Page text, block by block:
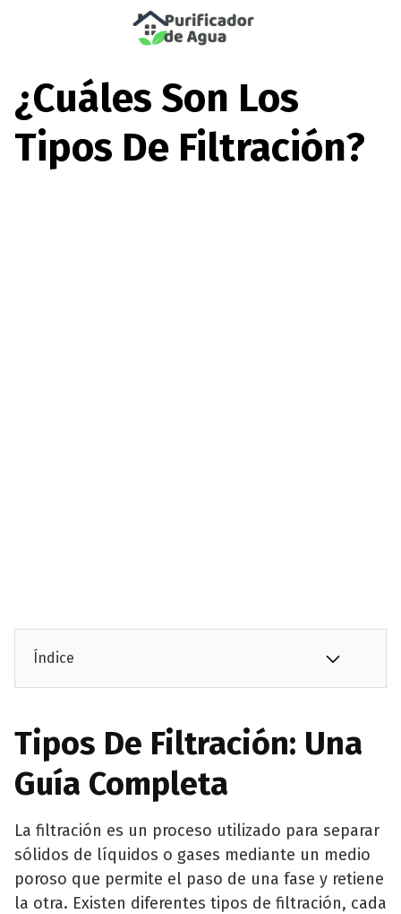
contenido
¿cuáles Son Los
Tipos De Filtración?
Índice
Tipos De Filtración: Una
Guía Completa
La filtración es un proceso utilizado para separar
sólidos de líquidos o gases mediante un medio
poroso que permite el paso de una fase y retiene
la otra. Existen diferentes tipos de filtración, cada